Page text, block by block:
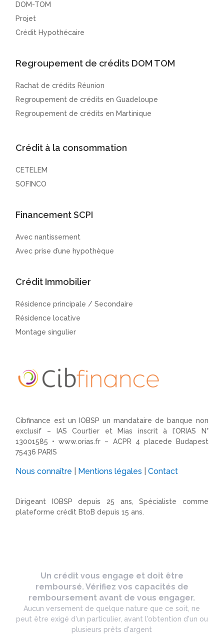
DOM-TOM
Projet
Crédit Hypothécaire
Regroupement de crédits DOM TOM
Rachat de crédits Réunion
Regroupement de crédits en Guadeloupe
Regroupement de crédits en Martinique
Crédit à la consommation
CETELEM
SOFINCO
Financement SCPI
Avec nantissement
Avec prise d’une hypothèque
Crédit Immobilier
Résidence principale / Secondaire
Résidence locative
Montage singulier
Cibfinance est un IOBSP un mandataire de banque non
exclusif – IAS Courtier et Mias inscrit à l’ORIAS N°
13001585 •www.orias.fr – ACPR 4 placede Budapest
75436 PARIS
Nous connaître Mentions légales |Contact
Dirigeant IOBSP depuis 25 ans, Spécialiste comme
plateforme crédit BtoB depuis 15 ans.
Un crédit vous engage et doit être
remboursé. Vérifiez vos capacités de
remboursement avant de vous engager.
Aucun versement de quelque nature que ce soit, ne
peut être exigé d'un particulier, avant l'obtention d'un ou
plusieurs prêts d'argent